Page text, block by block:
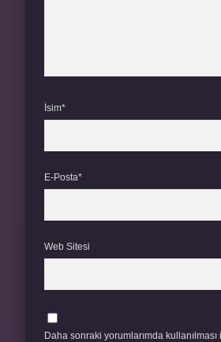
İsim*
E-Posta*
Web Sitesi
Daha sonraki yorumlarımda kullanılması